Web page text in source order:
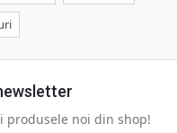
produsele noi din shop!